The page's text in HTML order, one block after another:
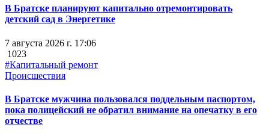
В Братске планируют капитально отремонтировать
детский сад в Энергетике
7 августа 2026 г. 17:06
1023
#Капитальный ремонт
Происшествия
В Братске мужчина пользовался поддельным паспортом,
пока полицейский не обратил внимание на опечатку в его
отчестве